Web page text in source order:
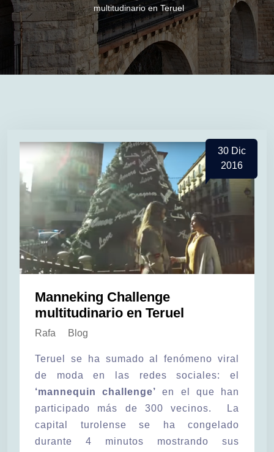
multitudinario en Teruel
30Dic
2016
Manneking Challenge
multitudinario en Teruel
Rafa Blog
Teruel se ha sumado al fenómeno viral
de moda en las redes sociales: el
‘mannequin challenge’ en el que han
participado más de 300 vecinos. La
capital turolense se ha congelado
durante 4 minutos mostrando sus